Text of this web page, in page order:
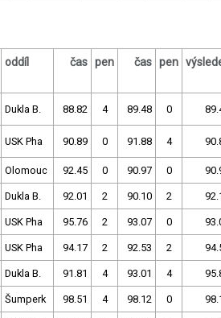
oddíl čas pen čas pen
Dukla B. 88.82 4 89.48 0
USK Pha 90.89 0 91.88 4
Olomouc 92.45 0 90.97 0
Dukla B. 92.01 2 90.10 2
USK Pha 95.76 2 93.07 0
USK Pha 94.17 2 92.53 2
Dukla B. 91.81 4 93.01 4
Šumperk 98.51 4 98.12 0